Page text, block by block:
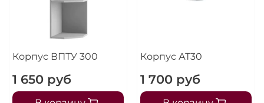
Корпус ВПТУ 300
1 650 руб
Корпус АТ30
1 700 руб